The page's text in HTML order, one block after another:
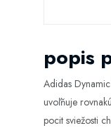
popis
Adidas
uvoľňuje
pocit sviežosti